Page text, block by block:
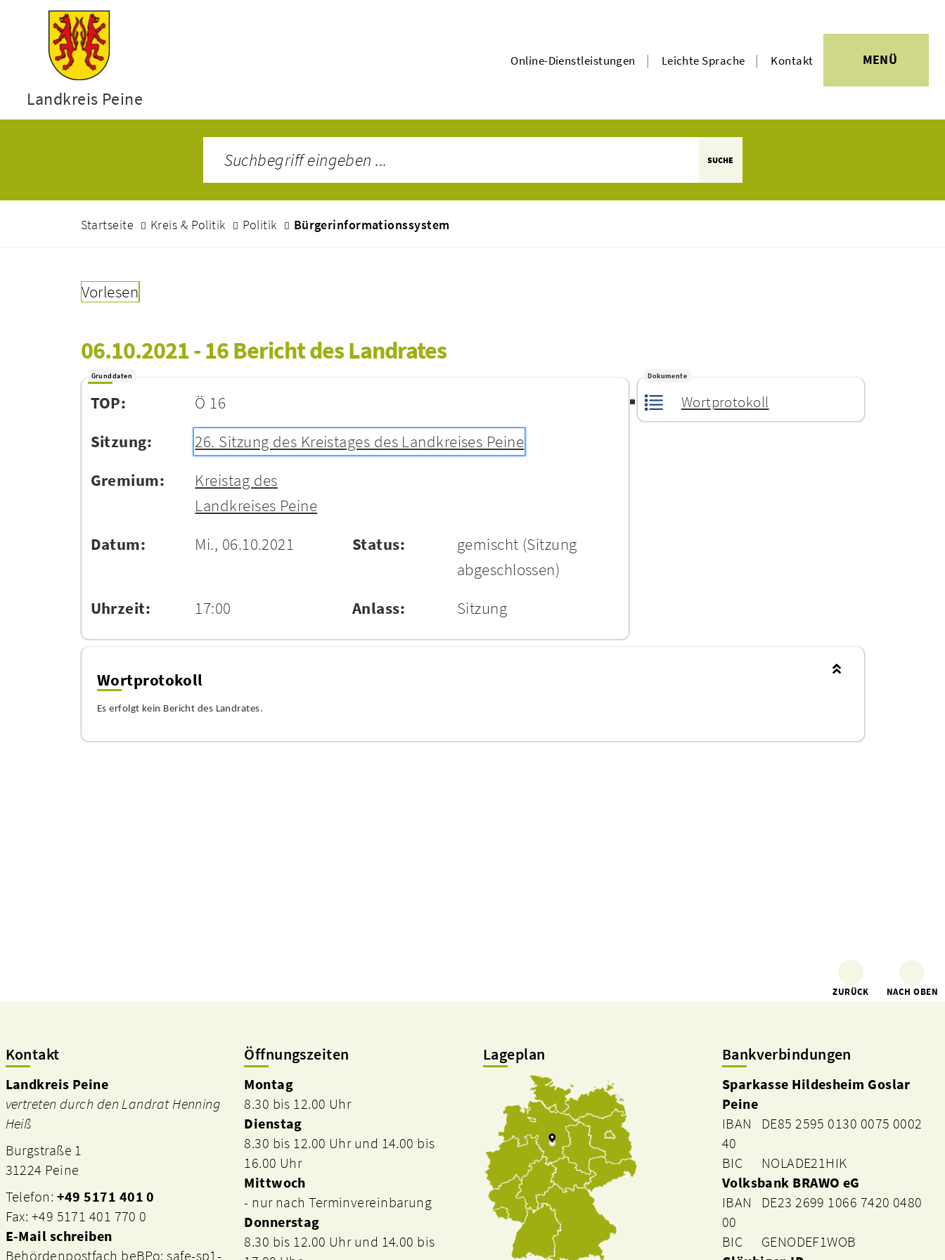
Landkreis Peine
Online-Dienstleistungen | Leichte Sprache | Kontakt MENÜ
SUCHE
Startseite Kreis & Politik Politik Bürgerinformationssystem
Vorlesen
06.10.2021 - 16 Bericht des Landrates
Grunddaten
TOP:
Ö 16
Sitzung:
26. Sitzung des Kreistages des Landkreises Peine
Gremium:
Kreistag des
Landkreises Peine
Datum:
Mi., 06.10.2021 Status: gemischt (Sitzung
abgeschlossen)
Uhrzeit:
17:00 Anlass: Sitzung
Dokumente
Wortprotokoll
Wortprotokoll
Es erfolgt kein Bericht des Landrates.
ZURÜCK NACH OBEN
Kontakt
Landkreis Peine
vertreten durch den Landrat Henning
Heiß
Burgstraße 1
31224 Peine
Telefon: +49 5171 401 0
Fax: +49 5171 401 770 0
E-Mail schreiben
Behördenpostfach beBPo: safe-sp1-
Öffnungszeiten
Montag
8.30 bis 12.00 Uhr
Dienstag
8.30 bis 12.00 Uhr und 14.00 bis
16.00 Uhr
Mittwoch
- nur nach Terminvereinbarung
Donnerstag
8.30 bis 12.00 Uhr und 14.00 bis
Lageplan Bankverbindungen
Sparkasse Hildesheim Goslar
Peine
IBAN DE85 2595 0130 0075 0002
40
BIC NOLADE21HIK
Volksbank BRAWO eG
IBAN DE23 2699 1066 7420 0480
00
BIC GENODEF1WOB